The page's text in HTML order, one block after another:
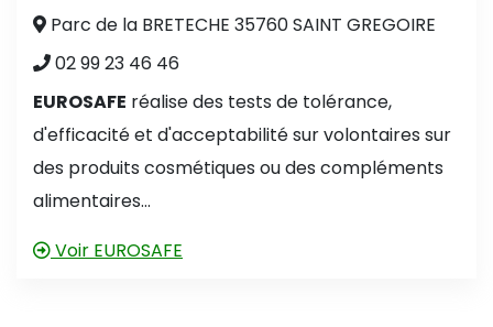
Parc de la BRETECHE 35760 SAINT GREGOIRE
02 99 23 46 46
EUROSAFE réalise des tests de tolérance,
d'efficacité et d'acceptabilité sur volontaires sur
des produits cosmétiques ou des compléments
alimentaires...
Voir EUROSAFE